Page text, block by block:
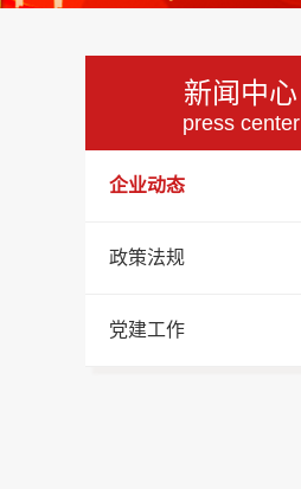
新闻中心
press center
企业动态
政策法规
党建工作